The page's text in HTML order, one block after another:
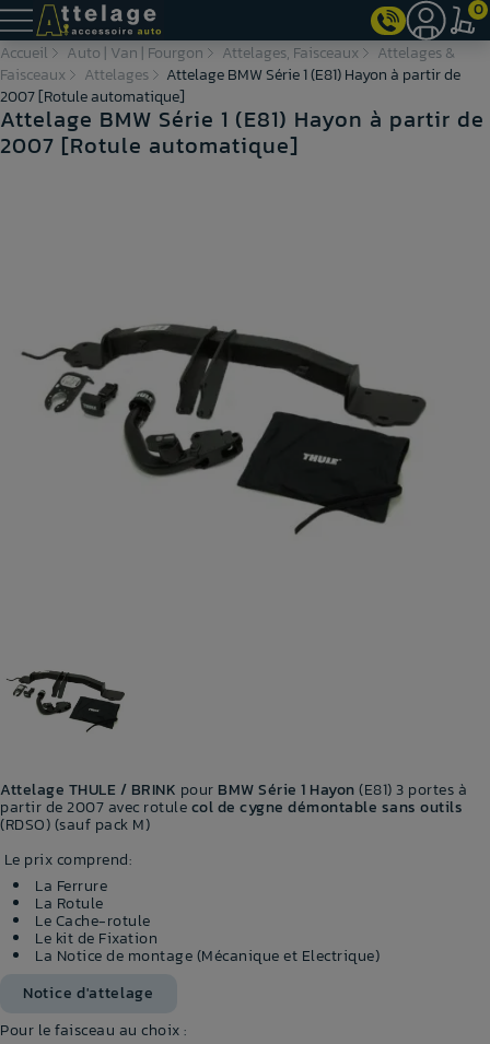
0
Accueil
Auto | Van | Fourgon Attelages, Faisceaux
Attelages &
Faisceaux
Attelages
Attelage BMW Série 1 (E81) Hayon à partir de
2007 [Rotule automatique]
Attelage BMW Série 1 (E81) Hayon à partir de
2007 [Rotule automatique]
Attelage THULE / BRINK pour BMW Série 1 Hayon(E81) 3 portes à
partir de 2007 avec rotulecol de cygne démontable sans outils
(RDSO) (sauf pack M)
Le prix comprend:
La Ferrure
La Rotule
Le Cache-rotule
Le kit de Fixation
La Notice de montage (Mécanique et Electrique)
Notice d'attelage
Pour le faisceau au choix :